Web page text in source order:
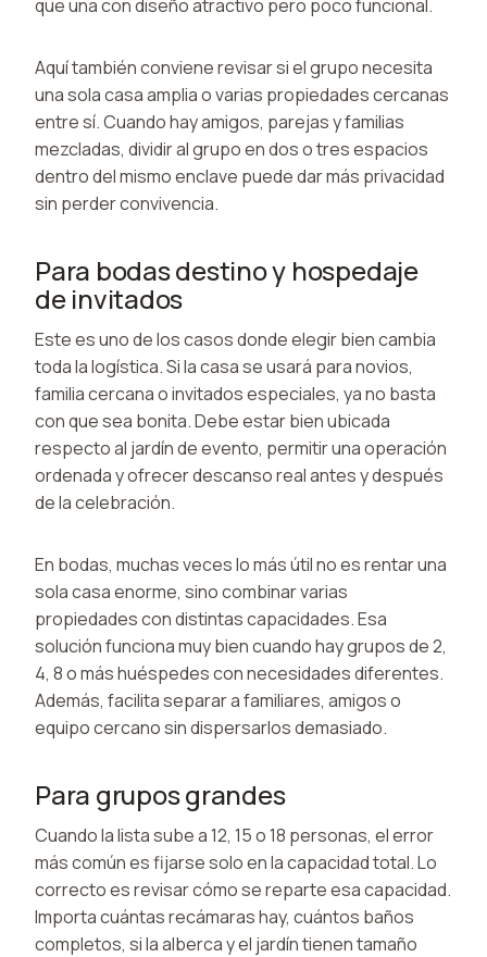
que una con diseño atractivo pero poco funcional.
Aquí también conviene revisar si el grupo necesita
una sola casa amplia o varias propiedades cercanas
entre sí. Cuando hay amigos, parejas y familias
mezcladas, dividir al grupo en dos o tres espacios
dentro del mismo enclave puede dar más privacidad
sin perder convivencia.
Para bodas destino y hospedaje
de invitados
Este es uno de los casos donde elegir bien cambia
toda la logística. Si la casa se usará para novios,
familia cercana o invitados especiales, ya no basta
con que sea bonita. Debe estar bien ubicada
respecto al jardín de evento, permitir una operación
ordenada y ofrecer descanso real antes y después
de la celebración.
En bodas, muchas veces lo más útil no es rentar una
sola casa enorme, sino combinar varias
propiedades con distintas capacidades. Esa
solución funciona muy bien cuando hay grupos de 2,
4, 8 o más huéspedes con necesidades diferentes.
Además, facilita separar a familiares, amigos o
equipo cercano sin dispersarlos demasiado.
Para grupos grandes
Cuando la lista sube a 12, 15 o 18 personas, el error
más común es fijarse solo en la capacidad total. Lo
correcto es revisar cómo se reparte esa capacidad.
Importa cuántas recámaras hay, cuántos baños
completos, si la alberca y el jardín tienen tamaño